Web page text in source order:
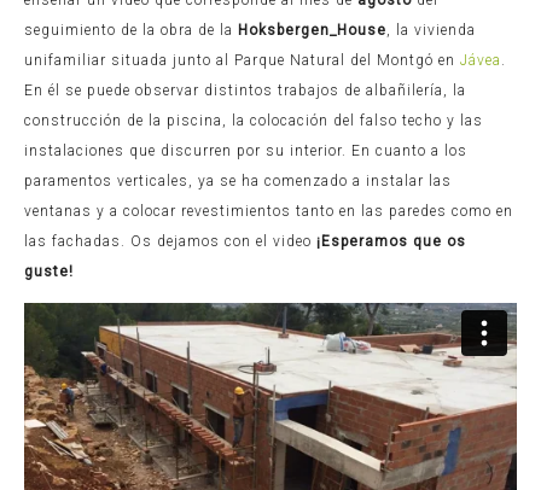
seguimiento de la obra de la Hoksbergen_House, la vivienda
unifamiliar situada junto al Parque Natural del Montgó en Jávea .
En él se puede observar distintos trabajos de albañilería, la
construcción de la piscina, la colocación del falso techo y las
instalaciones que discurren por su interior. En cuanto a los
paramentos verticales, ya se ha comenzado a instalar las
ventanas y a colocar revestimientos tanto en las paredes como en
las fachadas. Os dejamos con el video ¡Esperamos que os
guste!